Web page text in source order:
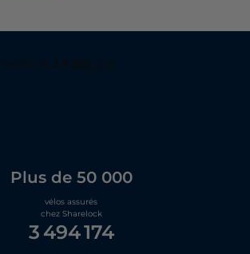
Plus de 50 000
vélos assurés
chez Sharelock
3 494 174